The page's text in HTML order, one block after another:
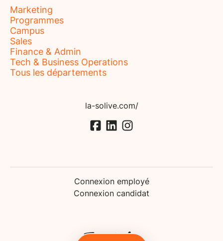
Marketing
Programmes
Campus
Sales
Finance & Admin
Tech & Business Operations
Tous les départements
la-solive.com/
Connexion employé
Connexion candidat